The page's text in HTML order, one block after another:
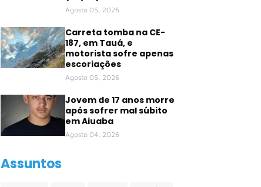
Agosto 05, 2026
Carreta tomba na CE-
187, em Tauá, e
motorista sofre apenas
escoriações
Agosto 05, 2026
Jovem de 17 anos morre
após sofrer mal súbito
em Aiuaba
Agosto 04, 2026
Assuntos